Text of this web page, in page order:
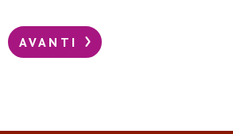
AVANTI